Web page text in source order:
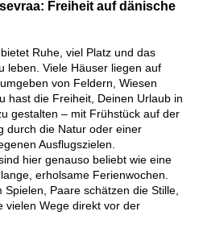
Freiheit auf dänische
Ruhe, viel Platz und das
leben. Viele Häuser liegen auf
von Feldern, Wiesen
hast die Freiheit, Deinen Urlaub in
gestalten – mit Frühstück auf der
durch die Natur oder einer
Ausflugszielen.
hier genauso beliebt wie eine
erholsame Ferienwochen.
Paare schätzen die Stille,
vielen Wege direkt vor der